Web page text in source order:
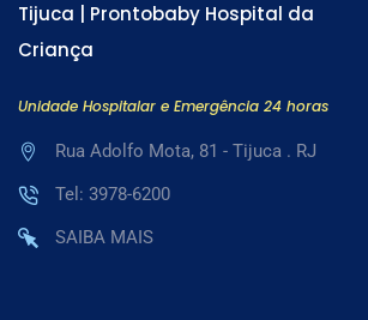
Tijuca | Prontobaby Hospital da
Criança
Unidade Hospitalar e Emergência 24 horas
Rua Adolfo Mota, 81 - Tijuca . RJ
Tel: 3978-6200
SAIBA MAIS